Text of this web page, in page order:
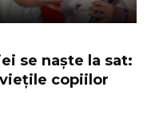
se naște la sat:
viețile copiilor